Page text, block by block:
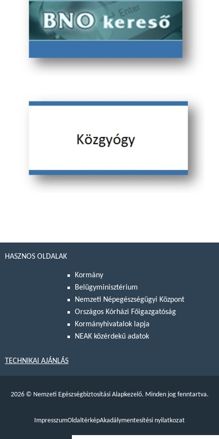
HASZNOS OLDALAK
Kormány
Belügyminisztérium
Nemzeti Népegészségügyi Központ
Országos Kórházi Főigazgatóság
Kormányhivatalok lapja
NEAK közérdekű adatok
TECHNIKAI AJÁNLÁS
2026 © Nemzeti Egészségbiztosítási Alapkezelő. Minden jog fenntartva.
ImpresszumOldaltérképAkadálymentesítési nyilatkozat